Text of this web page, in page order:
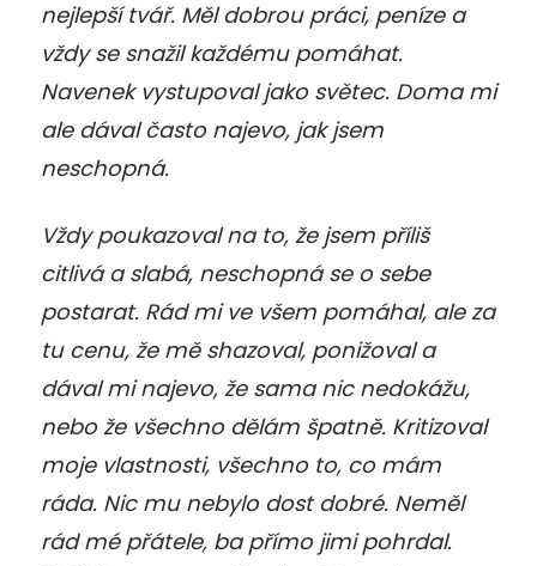
nejlepší tvář. Měl dobrou práci, peníze a
vždy se snažil každému pomáhat.
Navenek vystupoval jako světec. Doma mi
ale dával často najevo, jak jsem
neschopná.
Vždy poukazoval na to, že jsem příliš
citlivá a slabá, neschopná se o sebe
postarat. Rád mi ve všem pomáhal, ale za
tu cenu, že mě shazoval, ponižoval a
dával mi najevo, že sama nic nedokážu,
nebo že všechno dělám špatně. Kritizoval
moje vlastnosti, všechno to, co mám
ráda. Nic mu nebylo dost dobré. Neměl
rád mé přátele, ba přímo jimi pohrdal.